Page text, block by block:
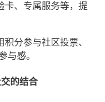
卡、专属服务等，提
积分参与社区投票、
与感。
的结合